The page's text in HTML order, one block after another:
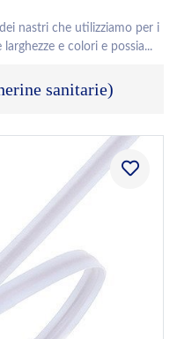
nastri che utilizziamo per i
e colori e possia...
sanitarie)